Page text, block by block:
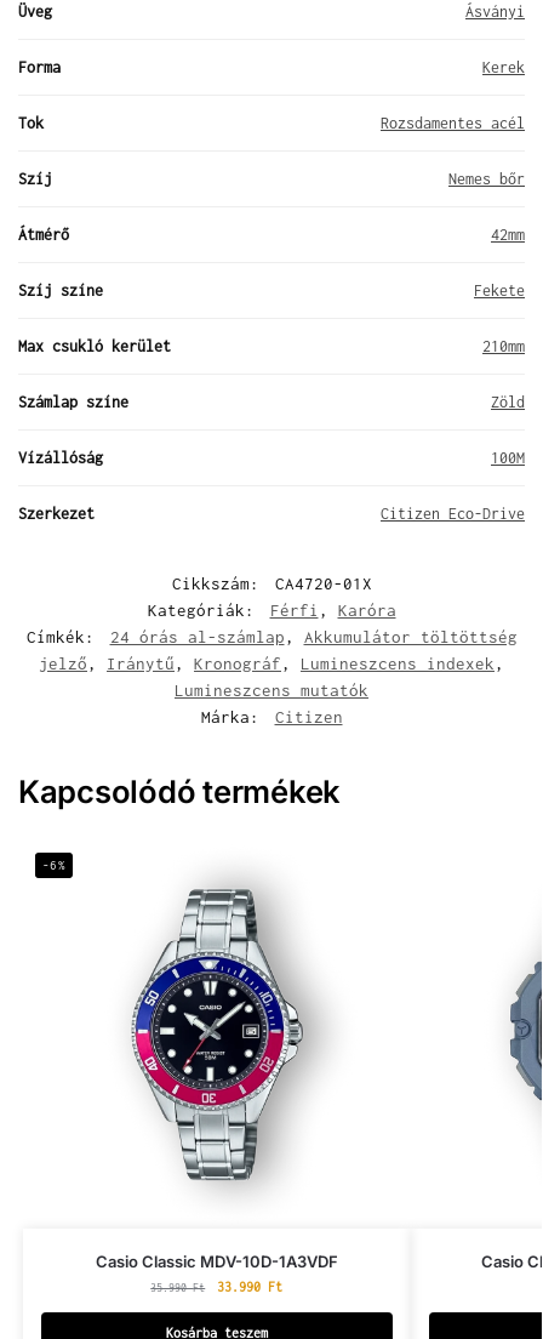
Üveg Ásványi
Forma Kerek
Tok Rozsdamentes acél
Szíj Nemes bőr
Átmérő 42mm
Szíj színe Fekete
Max csukló kerület 210mm
Számlap színe Zöld
Vízállóság 100M
Szerkezet Citizen Eco-Drive
Cikkszám:
CA4720-01X
Kategóriák:
Férfi , Karóra
Címkék:
24 órás al-számlap, Akkumulátor töltöttség
jelző, Iránytű, Kronográf, Lumineszcens indexek,
Lumineszcens mutatók
Márka:
Citizen
Kapcsolódó termékek
-6%
Casio Classic MDV-10D-1A3VDF
35.990Ft 33.990 Ft
Kosárba teszem
Casio